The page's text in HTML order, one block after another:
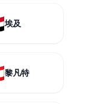
埃及
黎凡特